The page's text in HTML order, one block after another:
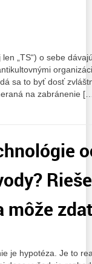
„TS“) o sebe
sa to byť dosť
na zabránenie
môže
je hypotéza. Je to